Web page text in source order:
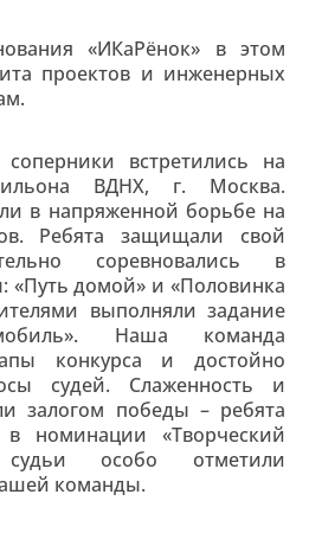
«ИКаРёнок» в этом
проектов и инженерных
встретились на
ВДНХ, г. Москва.
в напряженной борьбе на
Ребята защищали свой
соревновались в
«Путь домой» и «Половинка
выполняли задание
Наша команда
конкурса и достойно
судей. Слаженность и
залогом победы – ребята
в номинации «Творческий
особо отметили
команды.